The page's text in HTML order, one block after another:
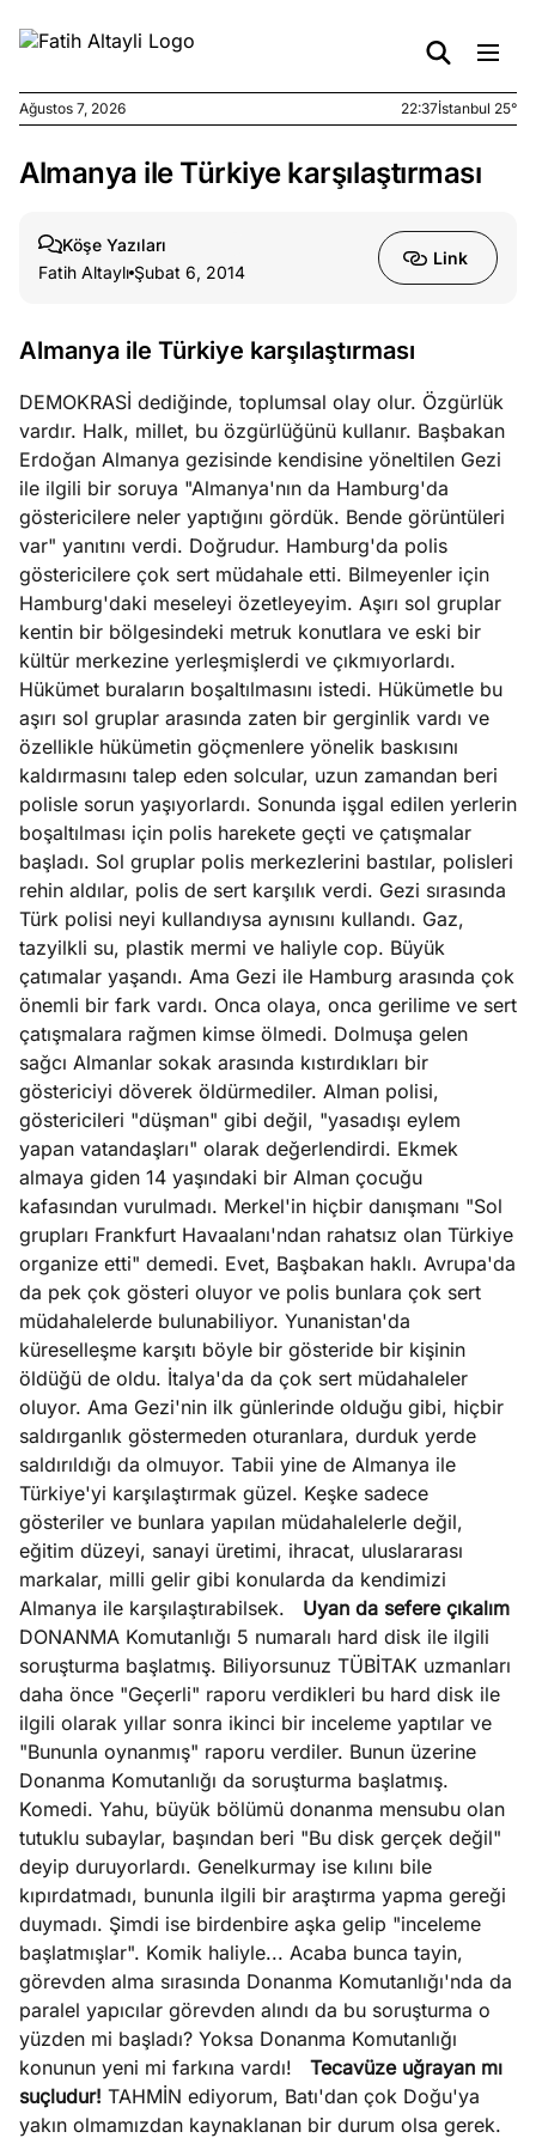
Ağustos
kirli
6, 2026
yasalar
Ağustos
5, 2026
stok
caiz
Köşe
Yazıları
Spor
Yazıları
Yazıları
Ağustos 7, 2026 22:37İstanbul 25°
Almanya ile Türkiye karşılaştırması
Köşe Yazıları
Fatih Altaylı Şubat 6, 2014
Link
Almanya ile Türkiye karşılaştırması
DEMOKRASİ dediğinde, toplumsal olay olur. Özgürlük
vardır. Halk, millet, bu özgürlüğünü kullanır. Başbakan
Erdoğan Almanya gezisinde kendisine yöneltilen Gezi
ile ilgili bir soruya "Almanya'nın da Hamburg'da
göstericilere neler yaptığını gördük. Bende görüntüleri
var" yanıtını verdi. Doğrudur. Hamburg'da polis
göstericilere çok sert müdahale etti. Bilmeyenler için
Hamburg'daki meseleyi özetleyeyim. Aşırı sol gruplar
kentin bir bölgesindeki metruk konutlara ve eski bir
kültür merkezine yerleşmişlerdi ve çıkmıyorlardı.
Hükümet buraların boşaltılmasını istedi. Hükümetle bu
aşırı sol gruplar arasında zaten bir gerginlik vardı ve
özellikle hükümetin göçmenlere yönelik baskısını
kaldırmasını talep eden solcular, uzun zamandan beri
polisle sorun yaşıyorlardı. Sonunda işgal edilen yerlerin
boşaltılması için polis harekete geçti ve çatışmalar
başladı. Sol gruplar polis merkezlerini bastılar, polisleri
rehin aldılar, polis de sert karşılık verdi. Gezi sırasında
Türk polisi neyi kullandıysa aynısını kullandı. Gaz,
tazyilkli su, plastik mermi ve haliyle cop. Büyük
çatımalar yaşandı. Ama Gezi ile Hamburg arasında çok
önemli bir fark vardı. Onca olaya, onca gerilime ve sert
çatışmalara rağmen kimse ölmedi. Dolmuşa gelen
sağcı Almanlar sokak arasında kıstırdıkları bir
göstericiyi döverek öldürmediler. Alman polisi,
göstericileri "düşman" gibi değil, "yasadışı eylem
yapan vatandaşları" olarak değerlendirdi. Ekmek
almaya giden 14 yaşındaki bir Alman çocuğu
kafasından vurulmadı. Merkel'in hiçbir danışmanı "Sol
grupları Frankfurt Havaalanı'ndan rahatsız olan Türkiye
organize etti" demedi. Evet, Başbakan haklı. Avrupa'da
da pek çok gösteri oluyor ve polis bunlara çok sert
müdahalelerde bulunabiliyor. Yunanistan'da
küreselleşme karşıtı böyle bir gösteride bir kişinin
öldüğü de oldu. İtalya'da da çok sert müdahaleler
oluyor. Ama Gezi'nin ilk günlerinde olduğu gibi, hiçbir
saldırganlık göstermeden oturanlara, durduk yerde
saldırıldığı da olmuyor. Tabii yine de Almanya ile
Türkiye'yi karşılaştırmak güzel. Keşke sadece
gösteriler ve bunlara yapılan müdahalelerle değil,
eğitim düzeyi, sanayi üretimi, ihracat, uluslararası
markalar, milli gelir gibi konularda da kendimizi
Almanya ile karşılaştırabilsek. Uyan da sefere çıkalım
DONANMA Komutanlığı 5 numaralı hard disk ile ilgili
soruşturma başlatmış. Biliyorsunuz TÜBİTAK uzmanları
daha önce "Geçerli" raporu verdikleri bu hard disk ile
ilgili olarak yıllar sonra ikinci bir inceleme yaptılar ve
"Bununla oynanmış" raporu verdiler. Bunun üzerine
Donanma Komutanlığı da soruşturma başlatmış.
Komedi. Yahu, büyük bölümü donanma mensubu olan
tutuklu subaylar, başından beri "Bu disk gerçek değil"
deyip duruyorlardı. Genelkurmay ise kılını bile
kıpırdatmadı, bununla ilgili bir araştırma yapma gereği
duymadı. Şimdi ise birdenbire aşka gelip "inceleme
başlatmışlar". Komik haliyle... Acaba bunca tayin,
görevden alma sırasında Donanma Komutanlığı'nda da
paralel yapıcılar görevden alındı da bu soruşturma o
yüzden mi başladı? Yoksa Donanma Komutanlığı
konunun yeni mi farkına vardı! Tecavüze uğrayan mı
suçludur! TAHMİN ediyorum, Batı'dan çok Doğu'ya
yakın olmamızdan kaynaklanan bir durum olsa gerek.